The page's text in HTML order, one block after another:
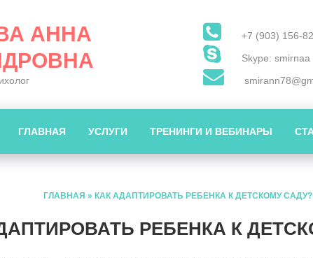
АННА
+7 (903) 156-
Skype: smirnaa
ГЛАВНАЯ УСЛУГИ ТРЕНИНГИ И ВЕБИНАРЫ
ГЛАВНАЯ » КАК АДАПТИРОВАТЬ РЕБЕНКА К ДЕТСКОМУ САДУ?
РЕБЕНКА К